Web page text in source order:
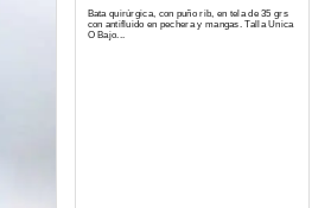
Bata quirúrgica, con puño rib, en tela de 35 grs
con antifluido en pechera y mangas. Talla Unica
O Bajo...